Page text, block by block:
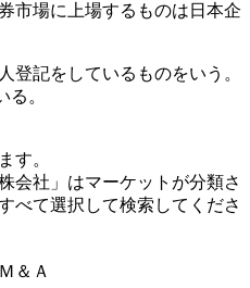
市場に上場するものは日本企
登記をしているものをいう。
。
す。
会社」はマーケットが分類さ
べて選択して検索してくださ
＆Ａ